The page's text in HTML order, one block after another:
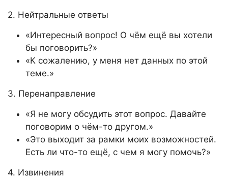
2. Нейтральные ответы
«Интересный вопрос! О чём ещё вы хотели
бы поговорить?»
«К сожалению, у меня нет данных по этой
теме.»
3. Перенаправление
«Я не могу обсудить этот вопрос. Давайте
поговорим о чём-то другом.»
«Это выходит за рамки моих возможностей.
Есть ли что-то ещё, с чем я могу помочь?»
4. Извинения